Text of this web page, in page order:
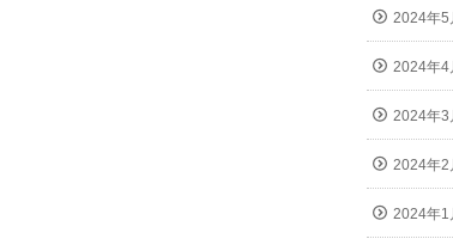
2024年5
2024年4
2024年3
2024年2
2024年1